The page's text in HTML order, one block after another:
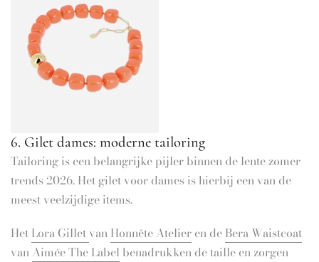
6. Gilet dames: moderne tailoring
Tailoring is een belangrijke pijler binnen de lente zomer
trends 2026. Het gilet voor dames is hierbij een van de
meest veelzijdige items.
Het Lora Gillet van Honnête Atelier en de Bera Waistcoat
van Aimée The Label benadrukken de taille en zorgen